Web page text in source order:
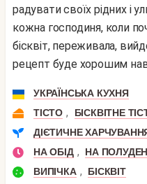
радувати своїх рідних і
кожна господиня, коли
бісквіт, переживала,
рецепт буде хорошим
УКРАЇНСЬКА КУХНЯ
ТІСТО ,
БІСКВІТНЕ
ДІЄТИЧНЕ
НА ОБІД ,
НА
ВИПІЧКА , БІСКВІТ